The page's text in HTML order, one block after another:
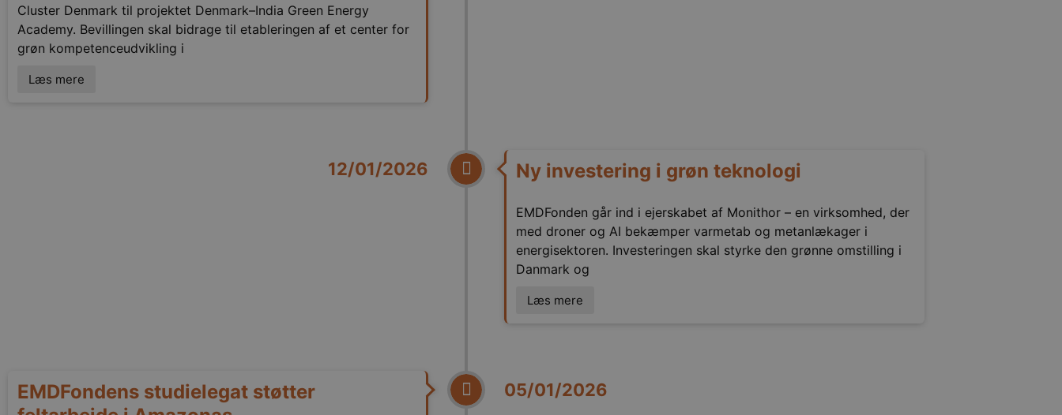
Cluster Denmark til projektet Denmark–India Green Energy
Academy. Bevillingen skal bidrage til etableringen af et center for
grøn kompetenceudvikling i
Læs mere
12/01/2026 Ny investering i grøn teknologi
EMDFonden går ind i ejerskabet af Monithor – en virksomhed, der
med droner og AI bekæmper varmetab og metanlækager i
energisektoren. Investeringen skal styrke den grønne omstilling i
Danmark og
Læs mere
05/01/2026
EMDFondens studielegat støtter
Strengt nødvendige cookies tillader kernewebsfunktionalitet såsom bruger login og kontostyring. Hjemmesiden kan ikke bruges korrekt uden
strengt nødvendige cookies.
4 uger